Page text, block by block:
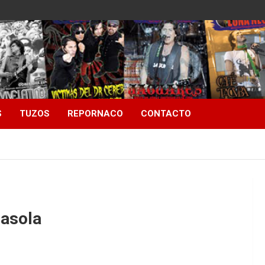
TUZOS REPORNACO CONTACTO